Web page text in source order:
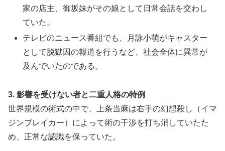
家の店主、御坂妹がその娘として日常会話を交わし
ていた。
テレビのニュース番組でも、月詠小萌がキャスター
として脱獄囚の報道を行うなど、社会全体に異常が
及んでいたのである。
3. 影響を受けない者と二重人格の特例
世界規模の術式の中で、上条当麻は右手の幻想殺し（イマ
ジンブレイカー）によって術の干渉を打ち消していたた
め、正常な認識を保っていた。